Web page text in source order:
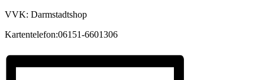
VVK: Darmstadtshop
Kartentelefon:06151-6601306